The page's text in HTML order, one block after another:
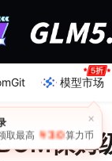
模型市场
×
取最高 ￥30 算力币
保姆